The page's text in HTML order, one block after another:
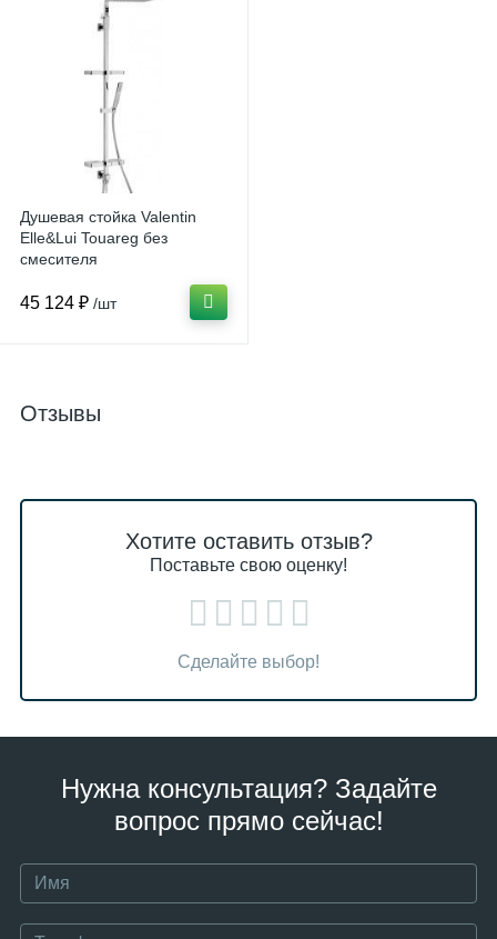
Душевая стойка Valentin
Elle&Lui Touareg без
смесителя
45 124 ₽ /шт
Отзывы
Хотите оставить отзыв?
Поставьте свою оценку!
Сделайте выбор!
Нужна консультация? Задайте
вопрос прямо сейчас!